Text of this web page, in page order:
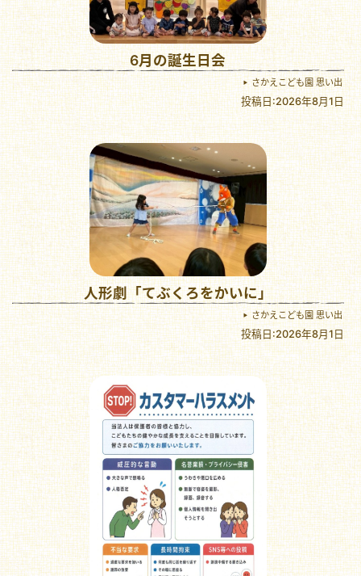
6月の誕生日会
さかえこども園 思い出
投稿日:2026年8月1日
人形劇「てぶくろをかいに」
さかえこども園 思い出
投稿日:2026年8月1日